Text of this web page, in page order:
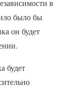
в
было бы
он будет
будет